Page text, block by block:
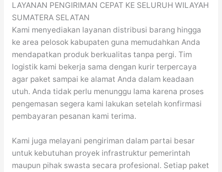
LAYANAN PENGIRIMAN CEPAT KE SELURUH WILAYAH
SUMATERA SELATAN
Kami menyediakan layanan distribusi barang hingga
ke area pelosok kabupaten guna memudahkan Anda
mendapatkan produk berkualitas tanpa pergi. Tim
logistik kami bekerja sama dengan kurir terpercaya
agar paket sampai ke alamat Anda dalam keadaan
utuh. Anda tidak perlu menunggu lama karena proses
pengemasan segera kami lakukan setelah konfirmasi
pembayaran pesanan kami terima.
Kami juga melayani pengiriman dalam partai besar
untuk kebutuhan proyek infrastruktur pemerintah
maupun pihak swasta secara profesional. Setiap paket